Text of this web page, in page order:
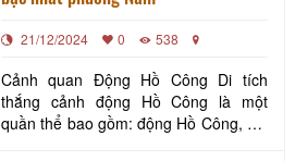
21/12/2024 0 538
Cảnh quan Động Hồ Công Di tích
thắng cảnh động Hồ Công là một
quần thể bao gồm: động Hồ Công, núi